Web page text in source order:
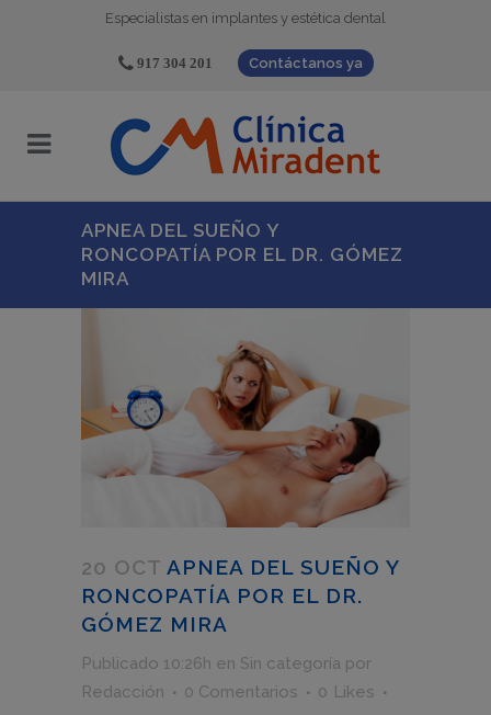
Especialistas en implantes y estética dental
917 304 201 Contáctanos ya
APNEA DEL SUEÑO Y
RONCOPATÍA POR EL DR. GÓMEZ
MIRA
20 OCT APNEA DEL SUEÑO Y
RONCOPATÍA POR EL DR.
GÓMEZ MIRA
Publicado 10:26h en Sin categoría por
Redacción
0 Comentarios 0 Likes